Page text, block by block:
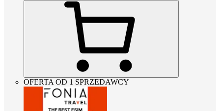
OFERTA OD 1 SPRZEDAWCY